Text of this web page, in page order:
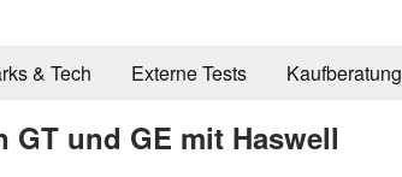
& Tech Externe Tests Kaufberatung
GT und GE mit Haswell